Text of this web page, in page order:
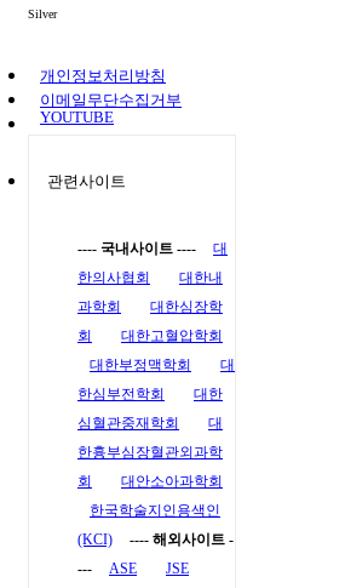
Silver
개인정보처리방침
이메일무단수집거부
YOUTUBE
관련사이트
---- 국내사이트 ----
대
한의사협회
대한내
과학회
대한심장학
회
대한고혈압학회
대한부정맥학회
대
한심부전학회
대한
심혈관중재학회
대
한흉부심장혈관외과학
회
대안소아과학회
한국학술지인용색인
(KCI)
---- 해외사이트 -
---
ASE
JSE